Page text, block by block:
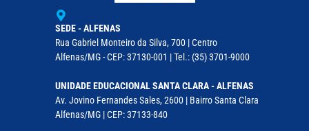
SEDE - ALFENAS
Rua Gabriel Monteiro da Silva, 700 | Centro
Alfenas/MG - CEP: 37130-001 | Tel.: (35) 3701-9000
UNIDADE EDUCACIONAL SANTA CLARA - ALFENAS
Av. Jovino Fernandes Sales, 2600 | Bairro Santa Clara
Alfenas/MG | CEP: 37133-840